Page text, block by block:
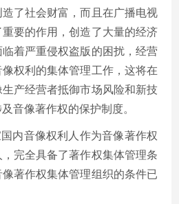
了社会财富，而且在广播电视
要的作用，创造了大量的经济
着严重侵权盗版的困扰，经营
权利的集体管理工作，这将在
产经营者抵御市场风险和新技
音像著作权的保护制度。
音像权利人作为音像著作权
完全具备了著作权集体管理条
著作权集体管理组织的条件已